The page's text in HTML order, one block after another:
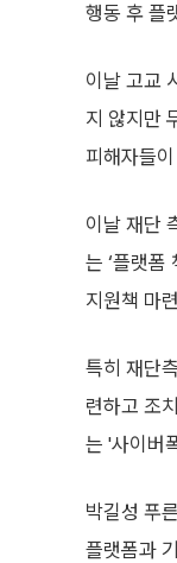
행동 후 플
이날 고교
지 않지만
피해자들
이날 재단
는 ‘플랫폼
지원책 마
특히 재단
련하고 조
는 '사이버
박길성 푸
플랫폼과